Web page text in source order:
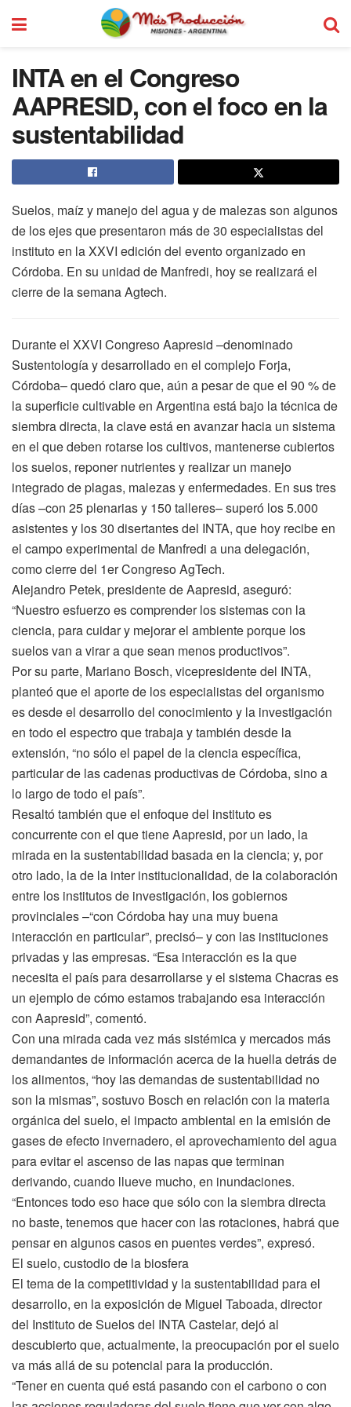
INTA en el Congreso
AAPRESID, con el foco en la
sustentabilidad
Suelos, maíz y manejo del agua y de malezas son algunos
de los ejes que presentaron más de 30 especialistas del
instituto en la XXVI edición del evento organizado en
Córdoba. En su unidad de Manfredi, hoy se realizará el
cierre de la semana Agtech.
Durante el XXVI Congreso Aapresid –denominado
Sustentología y desarrollado en el complejo Forja,
Córdoba– quedó claro que, aún a pesar de que el 90 % de
la superficie cultivable en Argentina está bajo la técnica de
siembra directa, la clave está en avanzar hacia un sistema
en el que deben rotarse los cultivos, mantenerse cubiertos
los suelos, reponer nutrientes y realizar un manejo
integrado de plagas, malezas y enfermedades. En sus tres
días –con 25 plenarias y 150 talleres– superó los 5.000
asistentes y los 30 disertantes del INTA, que hoy recibe en
el campo experimental de Manfredi a una delegación,
como cierre del 1er Congreso AgTech.
Alejandro Petek, presidente de Aapresid, aseguró:
“Nuestro esfuerzo es comprender los sistemas con la
ciencia, para cuidar y mejorar el ambiente porque los
suelos van a virar a que sean menos productivos”.
Por su parte, Mariano Bosch, vicepresidente del INTA,
planteó que el aporte de los especialistas del organismo
es desde el desarrollo del conocimiento y la investigación
en todo el espectro que trabaja y también desde la
extensión, “no sólo el papel de la ciencia específica,
particular de las cadenas productivas de Córdoba, sino a
lo largo de todo el país”.
Resaltó también que el enfoque del instituto es
concurrente con el que tiene Aapresid, por un lado, la
mirada en la sustentabilidad basada en la ciencia; y, por
otro lado, la de la inter institucionalidad, de la colaboración
entre los institutos de investigación, los gobiernos
provinciales –“con Córdoba hay una muy buena
interacción en particular”, precisó– y con las instituciones
privadas y las empresas. “Esa interacción es la que
necesita el país para desarrollarse y el sistema Chacras es
un ejemplo de cómo estamos trabajando esa interacción
con Aapresid”, comentó.
Con una mirada cada vez más sistémica y mercados más
demandantes de información acerca de la huella detrás de
los alimentos, “hoy las demandas de sustentabilidad no
son la mismas”, sostuvo Bosch en relación con la materia
orgánica del suelo, el impacto ambiental en la emisión de
gases de efecto invernadero, el aprovechamiento del agua
para evitar el ascenso de las napas que terminan
derivando, cuando llueve mucho, en inundaciones.
“Entonces todo eso hace que sólo con la siembra directa
no baste, tenemos que hacer con las rotaciones, habrá que
pensar en algunos casos en puentes verdes”, expresó.
El suelo, custodio de la biosfera
El tema de la competitividad y la sustentabilidad para el
desarrollo, en la exposición de Miguel Taboada, director
del Instituto de Suelos del INTA Castelar, dejó al
descubierto que, actualmente, la preocupación por el suelo
va más allá de su potencial para la producción.
“Tener en cuenta qué está pasando con el carbono o con